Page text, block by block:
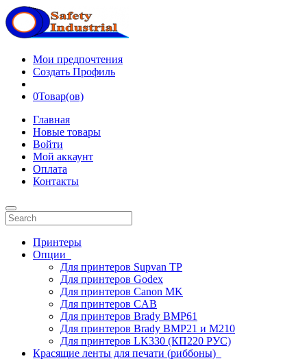
Мои предпочтения
Создать Профиль
0Товар(ов)
Главная
Новые товары
Войти
Мой аккаунт
Оплата
Контакты
Принтеры
Опции
Для принтеров Supvan TP
Для принтеров Godex
Для принтеров Canon MK
Для принтеров CAB
Для принтеров Brady BMP61
Для принтеров Brady BMP21 и M210
Для принтеров LK330 (КП220 РУС)
Красящие ленты для печати (риббоны)